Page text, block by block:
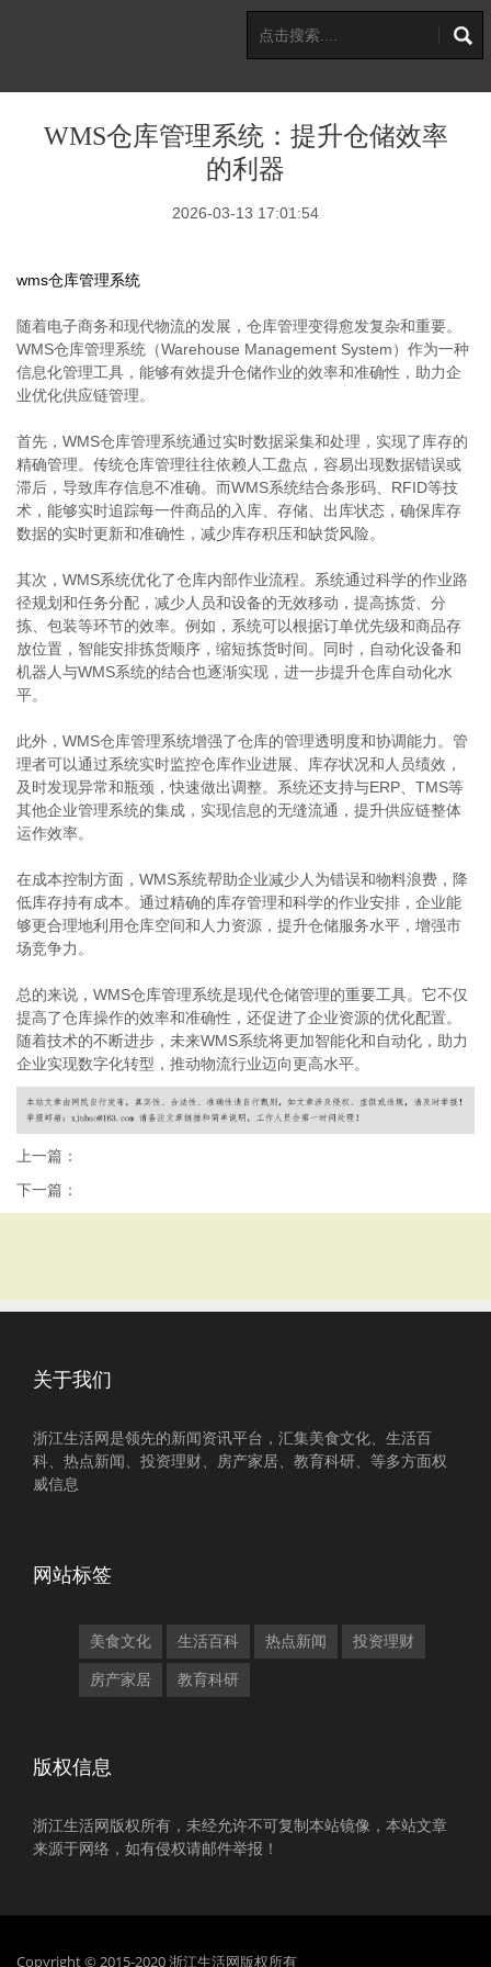
WMS仓库管理系统：提升仓储效率
的利器
2026-03-13 17:01:54
wms仓库管理系统
随着电子商务和现代物流的发展，仓库管理变得愈发复杂和重要。
WMS仓库管理系统（Warehouse Management System）作为一种
信息化管理工具，能够有效提升仓储作业的效率和准确性，助力企
业优化供应链管理。
首先，WMS仓库管理系统通过实时数据采集和处理，实现了库存的
精确管理。传统仓库管理往往依赖人工盘点，容易出现数据错误或
滞后，导致库存信息不准确。而WMS系统结合条形码、RFID等技
术，能够实时追踪每一件商品的入库、存储、出库状态，确保库存
数据的实时更新和准确性，减少库存积压和缺货风险。
其次，WMS系统优化了仓库内部作业流程。系统通过科学的作业路
径规划和任务分配，减少人员和设备的无效移动，提高拣货、分
拣、包装等环节的效率。例如，系统可以根据订单优先级和商品存
放位置，智能安排拣货顺序，缩短拣货时间。同时，自动化设备和
机器人与WMS系统的结合也逐渐实现，进一步提升仓库自动化水
平。
此外，WMS仓库管理系统增强了仓库的管理透明度和协调能力。管
理者可以通过系统实时监控仓库作业进展、库存状况和人员绩效，
及时发现异常和瓶颈，快速做出调整。系统还支持与ERP、TMS等
其他企业管理系统的集成，实现信息的无缝流通，提升供应链整体
运作效率。
在成本控制方面，WMS系统帮助企业减少人为错误和物料浪费，降
低库存持有成本。通过精确的库存管理和科学的作业安排，企业能
够更合理地利用仓库空间和人力资源，提升仓储服务水平，增强市
场竞争力。
总的来说，WMS仓库管理系统是现代仓储管理的重要工具。它不仅
提高了仓库操作的效率和准确性，还促进了企业资源的优化配置。
随着技术的不断进步，未来WMS系统将更加智能化和自动化，助力
企业实现数字化转型，推动物流行业迈向更高水平。
上一篇：
下一篇：
关于我们
浙江生活网是领先的新闻资讯平台，汇集美食文化、生活百
科、热点新闻、投资理财、房产家居、教育科研、等多方面权
威信息
网站标签
美食文化 生活百科 热点新闻 投资理财
房产家居 教育科研
版权信息
浙江生活网版权所有，未经允许不可复制本站镜像，本站文章
来源于网络，如有侵权请邮件举报！
Copyright © 2015-2020 浙江生活网版权所有